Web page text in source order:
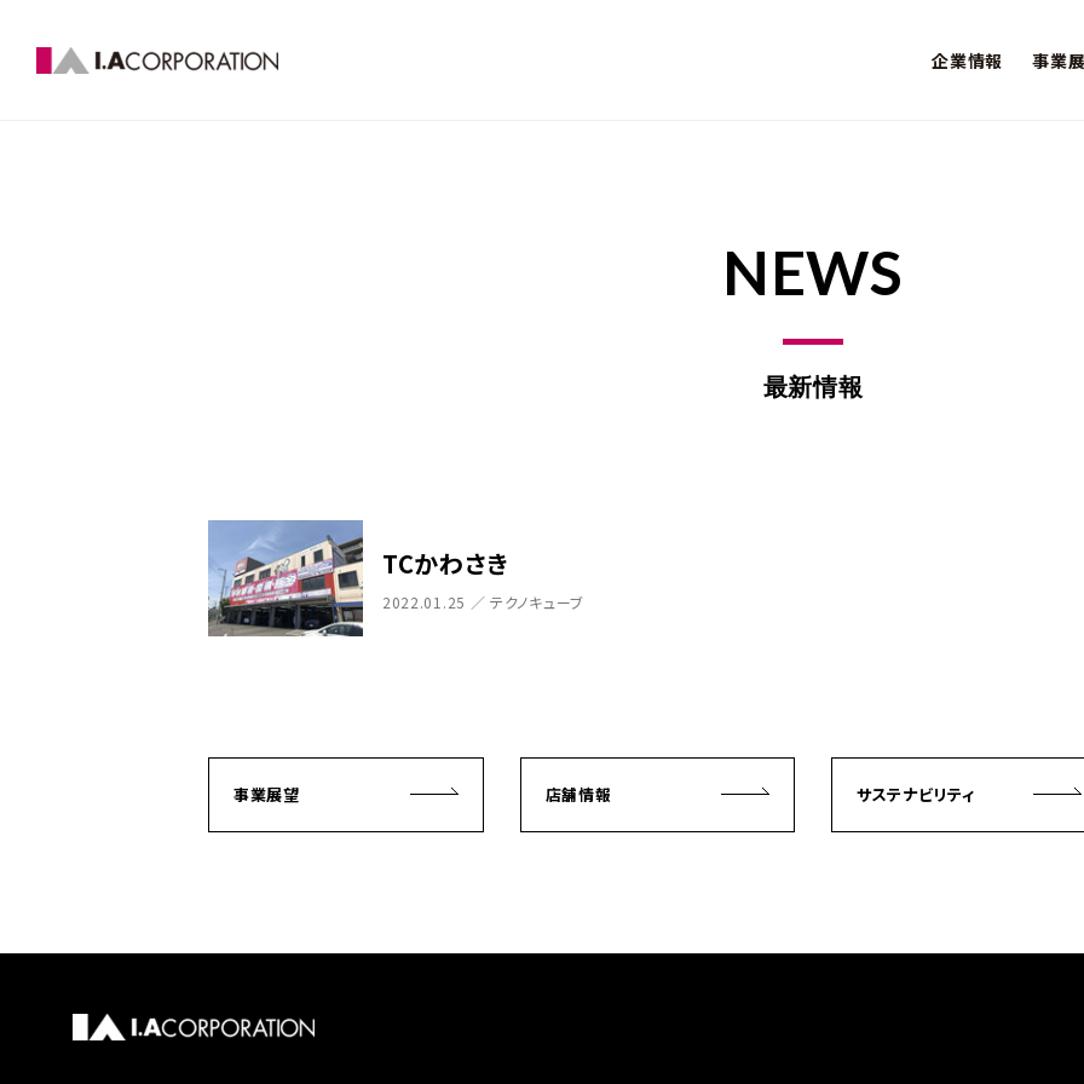
企業情報 事業
NEWS
最新情報
TCかわさき
2022.01.25 ／ テクノキューブ
事業展望 店舗情報 サステナビリティ